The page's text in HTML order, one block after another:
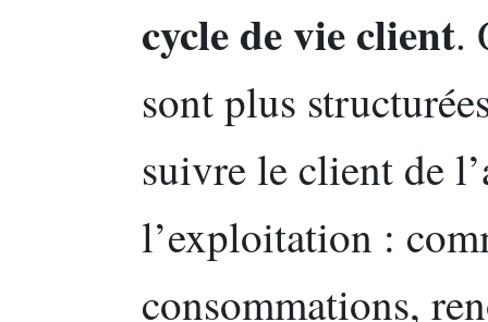
cycle de vie client.
sont plus
suivre le client de
l’exploitation :
consommations,